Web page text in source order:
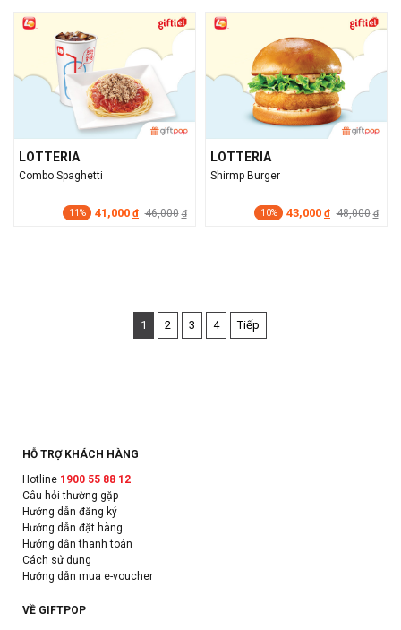
LOTTERIA
Combo Spaghetti
11% 41,000 đ 46,000 đ
LOTTERIA
Shirmp Burger
10% 43,000 đ 48,000 đ
1 2 3 4 Tiếp
HỖ TRỢ KHÁCH HÀNG
Hotline 1900 55 88 12
Câu hỏi thường gặp
Hướng dẫn đăng ký
Hướng dẫn đặt hàng
Hướng dẫn thanh toán
Cách sử dụng
Hướng dẫn mua e-voucher
VỀ GIFTPOP